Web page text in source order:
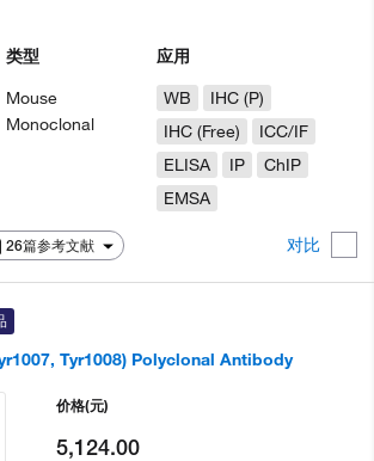
26篇参考文献 对比
类型
Mouse
Monoclonal
应用
WB
IHC (P)
IHC (Free)
ICC/IF
ELISA
IP
ChIP
EMSA
Tyr1008) Polyclonal Antibody
价格(元)
5,124.00